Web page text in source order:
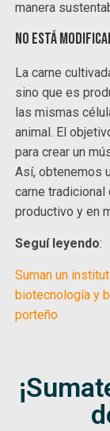
manera
No está
La carne
sino que es
las mismas
animal. El
para crear un
Así, obtenemos
carne
productivo y en
Seguí leyendo:
Suman un
biotecnología y
porteño